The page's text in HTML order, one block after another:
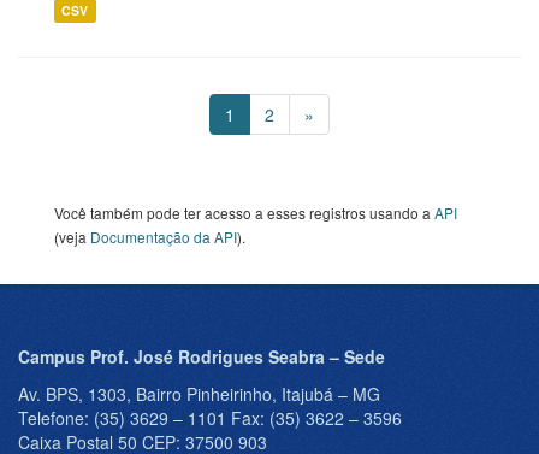
CSV
1 2 »
Você também pode ter acesso a esses registros usando a API
(veja Documentação da API).
Campus Prof. José Rodrigues Seabra – Sede
Av. BPS, 1303, Bairro Pinheirinho, Itajubá – MG
Telefone: (35) 3629 – 1101 Fax: (35) 3622 – 3596
Caixa Postal 50 CEP: 37500 903